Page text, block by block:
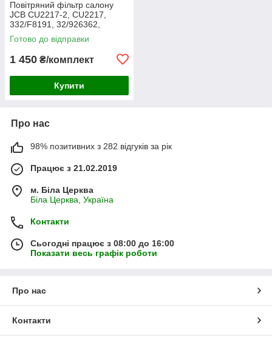
Повітряний фільтр салону
JCB CU2217-2, CU2217,
332/F8191, 32/926362,
30/926362, AA2983, CA-
43030, SC60055, SKL46354,
Готово до відправки
1 450 ₴/комплект
Купити
Про нас
98% позитивних з 282 відгуків за рік
Працює з 21.02.2019
м. Біла Церква
Біла Церква, Україна
Контакти
Сьогодні працює з 08:00 до 16:00
Показати весь графік роботи
Про нас
Контакти